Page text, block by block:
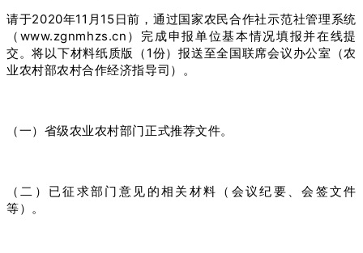
请于2020年11月15日前，通过国家农民合作社示范社管理系统
（www.zgnmhzs.cn）完成申报单位基本情况填报并在线提
交。将以下材料纸质版（1份）报送至全国联席会议办公室（农
业农村部农村合作经济指导司）。
（一）省级农业农村部门正式推荐文件。
（二）已征求部门意见的相关材料（会议纪要、会签文件
等）。